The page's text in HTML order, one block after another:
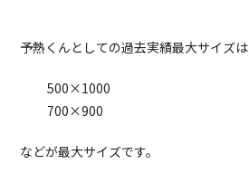
予熱くんとしての過去実績最大サイズは
500×1000
700×900
などが最大サイズです。